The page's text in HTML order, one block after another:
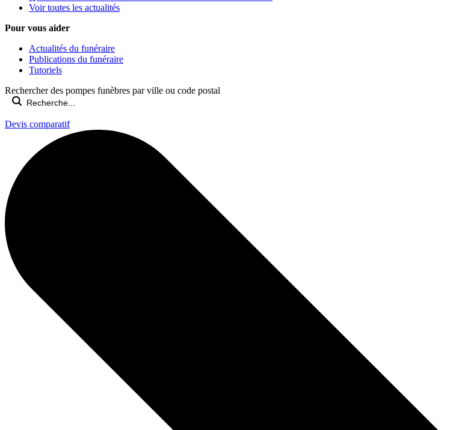
Voir toutes les actualités
Pour vous aider
Actualités du funéraire
Publications du funéraire
Tutoriels
Rechercher des pompes funèbres par ville ou code postal
Devis comparatif